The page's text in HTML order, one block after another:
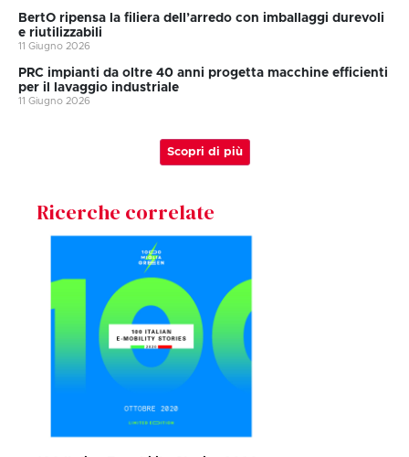
BertO ripensa la filiera dell’arredo con imballaggi durevoli
e riutilizzabili
11 Giugno 2026
PRC impianti da oltre 40 anni progetta macchine efficienti
per il lavaggio industriale
11 Giugno 2026
Scopri di più
Ricerche correlate